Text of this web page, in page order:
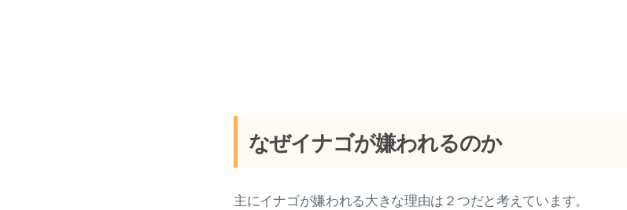
なぜイナゴが嫌われるのか
主にイナゴが嫌われる大きな理由は２つだと考えています。